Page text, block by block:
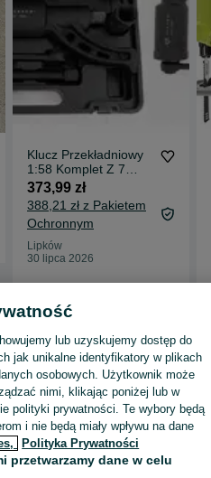
Klucz Przekładniowy
1:58 Komplet Z 7
Nasadkami
373,99 zł
388,21 zł z Pakietem
Ochronnym
Lipków
30 lipca 2026
lub uzyskujemy dostęp do
jak unikalne identyfikatory w plikach
osobowych. Użytkownik może
nimi, klikając poniżej lub w
polityki prywatności. Te wybory będą
i nie będą miały wpływu na dane
Polityka Prywatności
przetwarzamy dane w celu